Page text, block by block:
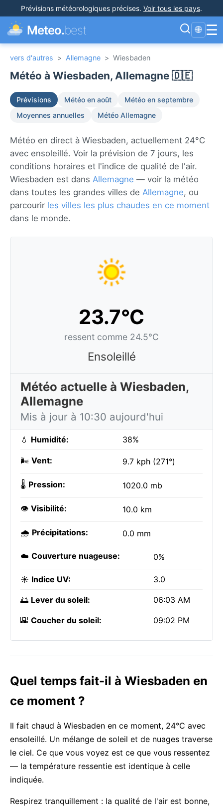
Prévisions météorologiques précises. Voir tous les pays.
Meteo.best 🌐 ☰
vers d'autres > Allemagne > Wiesbaden
Météo à Wiesbaden, Allemagne 🇩🇪
Prévisions Météo en août
Météo en septembre
Moyennes annuelles
Météo Allemagne
Météo en direct à Wiesbaden, actuellement 24°C
avec ensoleillé. Voir la prévision de 7 jours, les
conditions horaires et l'indice de qualité de l'air.
Wiesbaden est dans Allemagne — voir la météo
dans toutes les grandes villes de Allemagne, ou
parcourir les villes les plus chaudes en ce moment
dans le monde.
23.7°C
ressent comme 24.5°C
Ensoleillé
Météo actuelle à Wiesbaden,
Allemagne
Mis à jour à 10:30 aujourd'hui
💧 Humidité: 38%
🌬️ Vent: 9.7 kph (271°)
🌡️ Pression: 1020.0 mb
👁️ Visibilité: 10.0 km
🌧️ Précipitations: 0.0 mm
☁️ Couverture nuageuse: 0%
☀️ Indice UV: 3.0
🌅 Lever du soleil: 06:03 AM
🌇 Coucher du soleil: 09:02 PM
Quel temps fait-il à Wiesbaden en
ce moment ?
Il fait chaud à Wiesbaden en ce moment, 24°C avec
ensoleillé. Un mélange de soleil et de nuages traverse
le ciel. Ce que vous voyez est ce que vous ressentez
— la température ressentie est identique à celle
indiquée.
Respirez tranquillement : la qualité de l'air est bonne,